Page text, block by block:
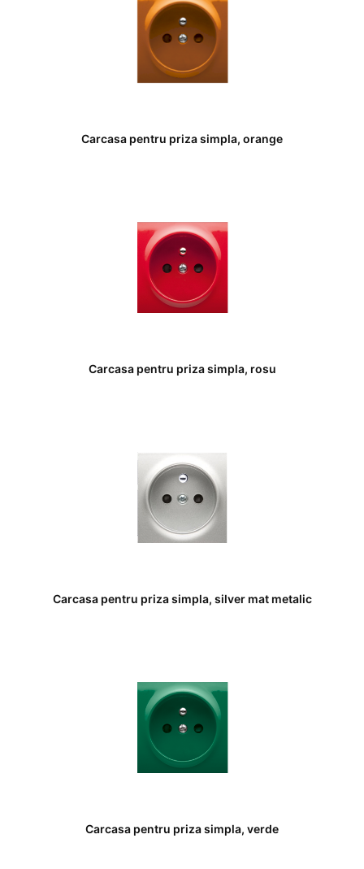
Carcasa pentru priza simpla, orange
Carcasa pentru priza simpla, rosu
Carcasa pentru priza simpla, silver mat metalic
Carcasa pentru priza simpla, verde